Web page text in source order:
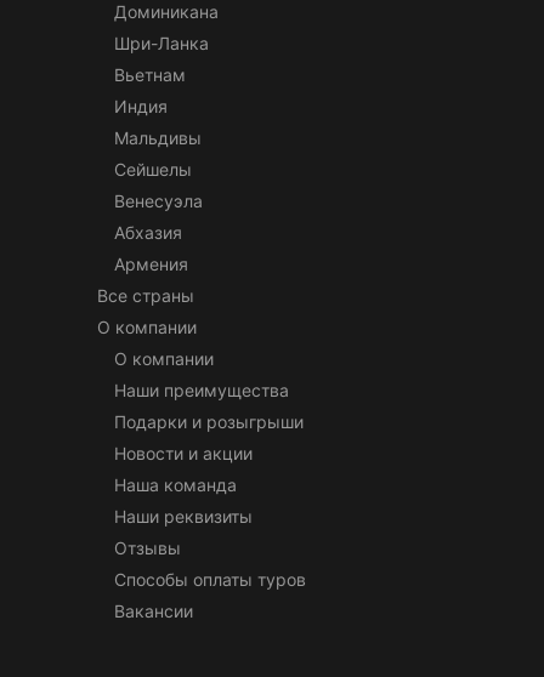
Доминикана
Шри-Ланка
Вьетнам
Индия
Мальдивы
Сейшелы
Венесуэла
Абхазия
Армения
Все страны
О компании
О компании
Наши преимущества
Подарки и розыгрыши
Новости и акции
Наша команда
Наши реквизиты
Отзывы
Способы оплаты туров
Вакансии